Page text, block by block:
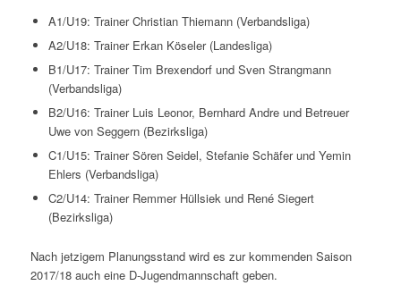
A1/U19: Trainer Christian Thiemann (Verbandsliga)
A2/U18: Trainer Erkan Köseler (Landesliga)
B1/U17: Trainer Tim Brexendorf und Sven Strangmann
(Verbandsliga)
B2/U16: Trainer Luis Leonor, Bernhard Andre und Betreuer
Uwe von Seggern (Bezirksliga)
C1/U15: Trainer Sören Seidel, Stefanie Schäfer und Yemin
Ehlers (Verbandsliga)
C2/U14: Trainer Remmer Hüllsiek und René Siegert
(Bezirksliga)
Nach jetzigem Planungsstand wird es zur kommenden Saison
2017/18 auch eine D-Jugendmannschaft geben.